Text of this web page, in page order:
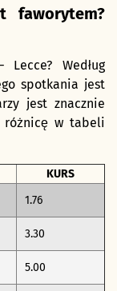
faworytem?
Według
spotkania jest
jest znacznie
różnicę w tabeli
KURS
1.76
3.30
5.00